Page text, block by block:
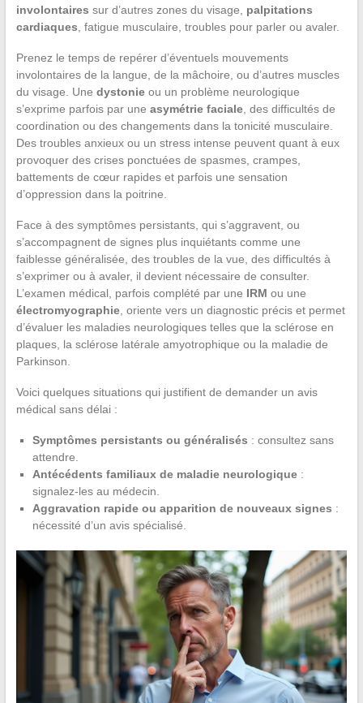
involontaires sur d’autres zones du visage, palpitations
cardiaques , fatigue musculaire, troubles pour parler ou avaler.
Prenez le temps de repérer d’éventuels mouvements
involontaires de la langue, de la mâchoire, ou d’autres muscles
du visage. Une dystonieou un problème neurologique
s’exprime parfois par une asymétrie faciale, des difficultés de
coordination ou des changements dans la tonicité musculaire.
Des troubles anxieux ou un stress intense peuvent quant à eux
provoquer des crises ponctuées de spasmes, crampes,
battements de cœur rapides et parfois une sensation
d’oppression dans la poitrine.
Face à des symptômes persistants, qui s’aggravent, ou
s’accompagnent de signes plus inquiétants comme une
faiblesse généralisée, des troubles de la vue, des difficultés à
s’exprimer ou à avaler, il devient nécessaire de consulter.
L’examen médical, parfois complété par une IRM ou une
électromyographie, oriente vers un diagnostic précis et permet
d’évaluer les maladies neurologiques telles que la sclérose en
plaques, la sclérose latérale amyotrophique ou la maladie de
Parkinson.
Voici quelques situations qui justifient de demander un avis
médical sans délai :
Symptômes persistants ou généralisés : consultez sans
attendre.
Antécédents familiaux de maladie neurologique:
signalez-les au médecin.
Aggravation rapide ou apparition de nouveaux signes :
nécessité d’un avis spécialisé.